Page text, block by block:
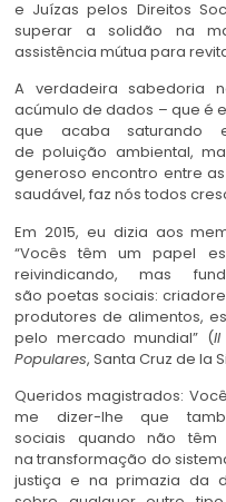
e Juízas pelos Direitos
superar a solidão na
assistência mútua para
A verdadeira sabedoria
acúmulo de dados – que é
que acaba saturando
de poluição ambiental,
generoso encontro entre
saudável, faz nós todos
Em 2015, eu dizia aos
“Vocês têm um papel
reivindicando, mas
são poetas sociais:
produtores de alimentos,
pelo mercado mundial” (
Populares, Santa Cruz de la
Queridos magistrados:
me dizer-lhe que
sociais quando não têm
na transformação do
justiça e na primazia da